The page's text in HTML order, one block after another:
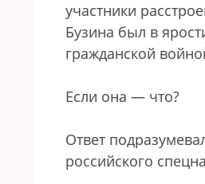
участники
Бузина был в
гражданской
Если она — что?
Ответ
российского